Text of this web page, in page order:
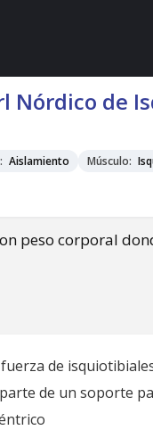
Nórdico de
Aislamiento Músculo:
peso corporal
de
de un soporte